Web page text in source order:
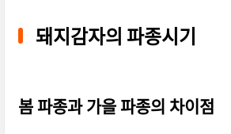
돼지감자의 파종시기
봄 파종과 가을 파종의 차이점